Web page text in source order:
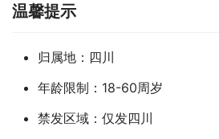
温馨提示
归属地：四川
年龄限制：18-60周岁
禁发区域：仅发四川